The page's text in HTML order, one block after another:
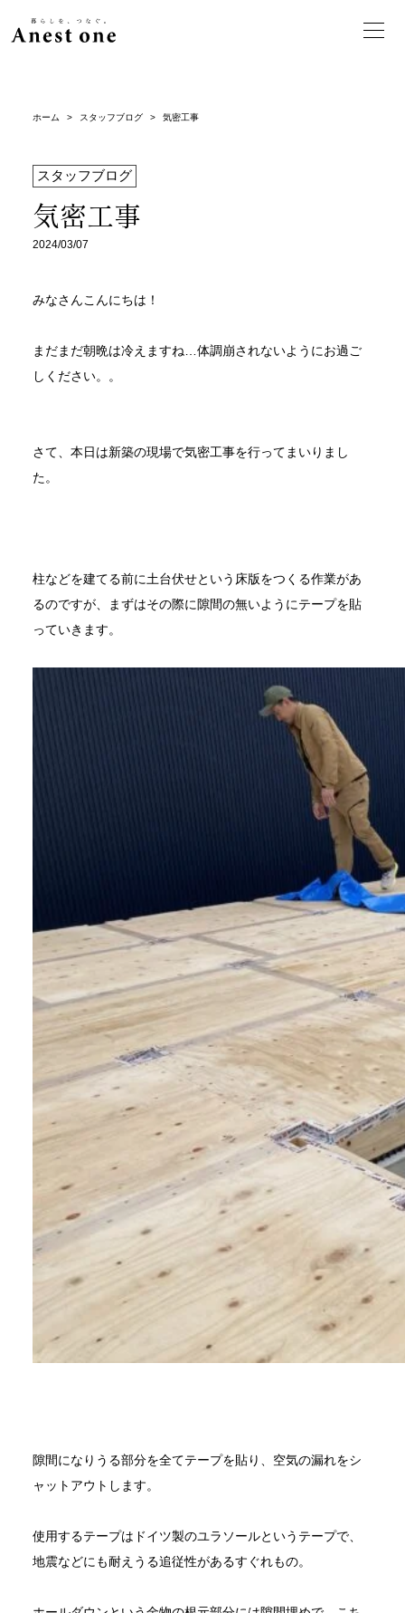
ホーム > スタッフブログ > 気密工事
スタッフブログ
気密工事
2024/03/07
みなさんこんにちは！
まだまだ朝晩は冷えますね…体調崩されないようにお過ご
しください。。
さて、本日は新築の現場で気密工事を行ってまいりまし
た。
柱などを建てる前に土台伏せという床版をつくる作業があ
るのですが、まずはその際に隙間の無いようにテープを貼
っていきます。
隙間になりうる部分を全てテープを貼り、空気の漏れをシ
ャットアウトします。
使用するテープはドイツ製のユラソールというテープで、
地震などにも耐えうる追従性があるすぐれもの。